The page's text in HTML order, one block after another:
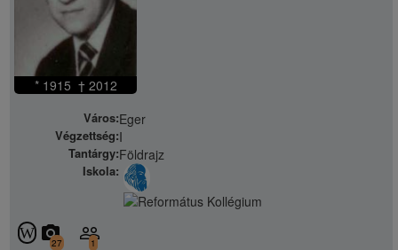
* 1915 † 2012
Város:Eger
Végzettség:I
Tantárgy:Földrajz
Iskola:
W camera_alt
27 people_outline
1